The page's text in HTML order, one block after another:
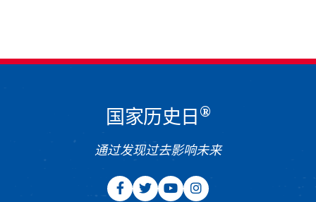
国家历史日 ®
通过发现过去影响未来